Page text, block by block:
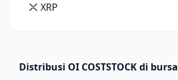
XRP
Distribusi OI COSTSTOCK di bursa